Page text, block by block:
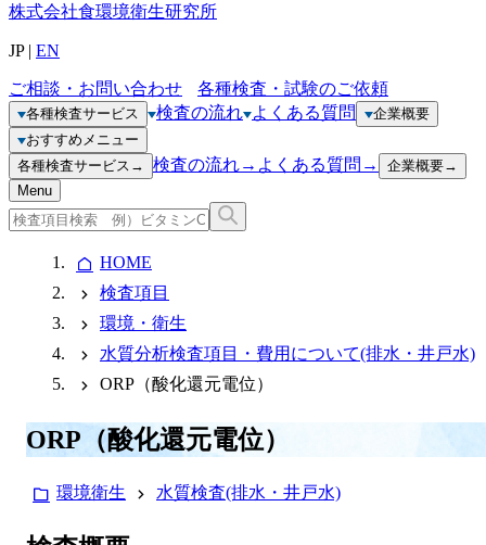
株式会社食環境衛生研究所
JP| EN
ご相談・お問い合わせ 各種検査・試験のご依頼
各種検査サービス 検査の流れ よくある質問
企業概要
おすすめメニュー
各種検査サービス → 検査の流れ→ よくある質問 → 企業概要→
Menu
HOME
検査項目
環境・衛生
水質分析検査項目・費用について(排水・井戸水)
ORP（酸化還元電位）
ORP（酸化還元電位）
環境衛生 水質検査(排水・井戸水)